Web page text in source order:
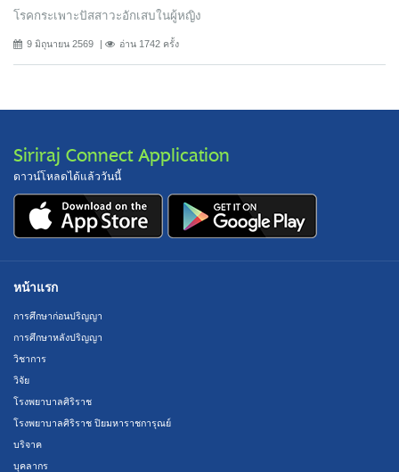
โรคกระเพาะปัสสาวะอักเสบในผู้หญิง
9 มิถุนายน 2569 อ่าน 1742 ครั้ง
Siriraj Connect Application
ดาวน์โหลดได้แล้ววันนี้
หน้าแรก
การศึกษาก่อนปริญญา
การศึกษาหลังปริญญา
วิชาการ
วิจัย
โรงพยาบาลศิริราช
โรงพยาบาลศิริราช ปิยมหาราชการุณย์
บริจาค
บุคลากร